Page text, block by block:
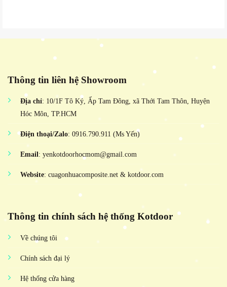
Thông tin liên hệ Showroom
Địa chỉ: 10/1F Tô Ký, Ấp Tam Đông, xã Thới Tam Thôn, Huyện
Hóc Môn, TP.HCM
Điện thoại/Zalo: 0916.790.911 (Ms Yến)
Email: yenkotdoorhocmom@gmail.com
Website: cuagonhuacomposite.net & kotdoor.com
Thông tin chính sách hệ thống Kotdoor
Về chúng tôi
Chính sách đại lý
Hệ thống cửa hàng